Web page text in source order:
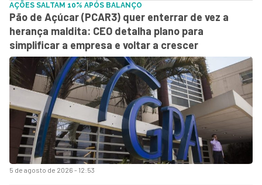
5 de agosto de 2026 - 12:53
AÇÕES SALTAM 10% APÓS BALANÇO
Pão de Açúcar (PCAR3) quer enterrar de vez a
herança maldita: CEO detalha plano para
simplificar a empresa e voltar a crescer